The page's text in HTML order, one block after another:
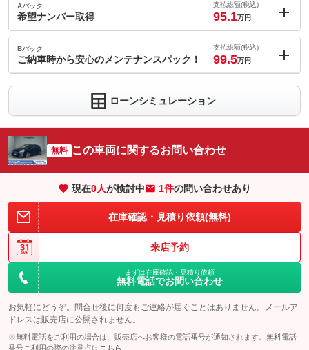
Aパック
希望ナンバー取得
支払総額(税込)
95.1万円
内：オプシ
ョン価格
(税込)
車両本体価
パック内容
ナンバーをお好きな番号にできる希望ナンバープランです。詳し
このパックの見積もり依頼（無料）
Bパック
ご納車時から安心のメンテナンスパック！
支払総額(税込)
99.5万円
5.5 万円
車両本体価
格
消耗部品である【バッテリー】【前後ブレーキパッド】【エアコ
ンフィルター】【エンジンオイル】【オイルエレメント】を全て
新品に致します♪※車種によって＋料金を頂戴する場合あり。
備考
消耗部品である【バッテリー】【前後ブレーキパッド】【エアコ
新品に致します♪※車種によって＋料金を頂戴する場合あり。
このパックの見積もり依頼（無料）
ローンシミュレーション
無料 この車両に関するお問い合わせ
現在0人が検討中 1件の問い合わせあり
在庫確認・見積り依頼(無料)
来店予約
まずは在庫確認・見積り依頼
無料電話でお問い合わせ
お気軽にどうぞ。問合せ後に何度もご連絡が届くことはありません。メールア
ドレスは販売店に公開されません。
※無料電話をご利用の場合は、販売店へお客様の電話番号が通知されます。無料電話
番号ご利用の際の注意点は こちら